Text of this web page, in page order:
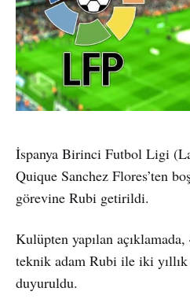
İspanya Birinci Futbol Ligi
Quique Sanchez Flores’ten
görevine Rubi getirildi.
Kulüpten yapılan
teknik adam Rubi ile iki yıllık
duyuruldu.